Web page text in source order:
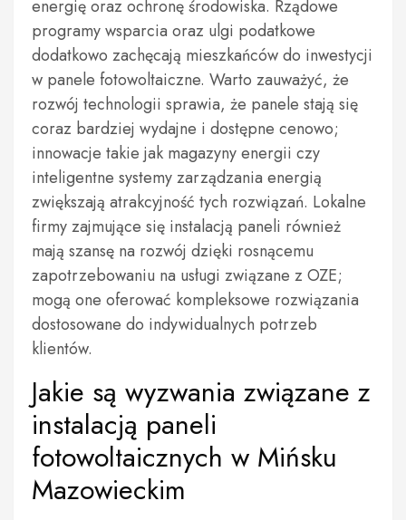
energię oraz ochronę środowiska. Rządowe
programy wsparcia oraz ulgi podatkowe
dodatkowo zachęcają mieszkańców do inwestycji
w panele fotowoltaiczne. Warto zauważyć, że
rozwój technologii sprawia, że panele stają się
coraz bardziej wydajne i dostępne cenowo;
innowacje takie jak magazyny energii czy
inteligentne systemy zarządzania energią
zwiększają atrakcyjność tych rozwiązań. Lokalne
firmy zajmujące się instalacją paneli również
mają szansę na rozwój dzięki rosnącemu
zapotrzebowaniu na usługi związane z OZE;
mogą one oferować kompleksowe rozwiązania
dostosowane do indywidualnych potrzeb
klientów.
Jakie są wyzwania związane z
instalacją paneli
fotowoltaicznych w Mińsku
Mazowieckim